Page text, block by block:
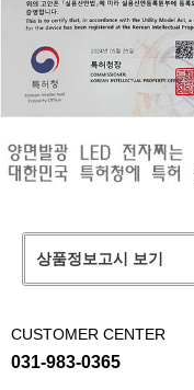
상품정보고시 보기
CUSTOMER CENTER
031-983-0365